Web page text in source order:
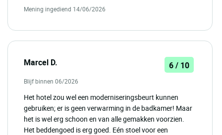
Mening ingediend 14/06/2026
Marcel D. 6 / 10
Blijf binnen 06/2026
Het hotel zou wel een moderniseringsbeurt kunnen
gebruiken; er is geen verwarming in de badkamer! Maar
het is wel erg schoon en van alle gemakken voorzien.
Het beddengoed is erg goed. Eén stoel voor een